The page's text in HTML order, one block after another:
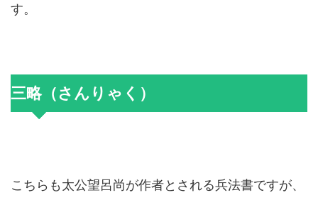
す。
三略（さんりゃく）
こちらも太公望呂尚が作者とされる兵法書ですが、